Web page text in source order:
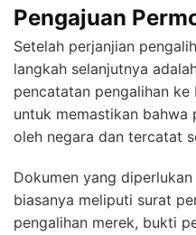
Pengajuan
Setelah perjanjian
langkah selanjutnya
pencatatan pengalihan
untuk memastikan bahwa
oleh negara dan tercatat
Dokumen yang
biasanya meliputi surat
pengalihan merek, bukti